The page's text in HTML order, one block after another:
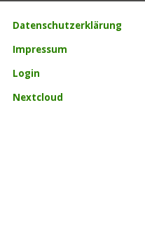
Datenschutzerklärung
Impressum
Login
Nextcloud